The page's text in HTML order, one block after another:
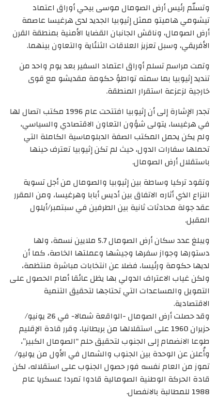
وتسلّم رئيس أرض الصومال موسى بيحي أوراق اعتماد
تيشومي هاميتو ممثل إثيوبيا الجديد لدى هرغيسا عاصمة
أرض الصومال، وناقش الجانبان القضايا الأمنية بمنطقة القرن
الأفريقي، وسبل تعزيز العلاقات الثنئاية والتعاون بينهما.
وتمت مراسم تسلم أوراق اعتماد السفير بعد يوم واحد من
تنديد إثيوبيا بما سمته تواطؤ حكومة مقديشو مع قوى
خارجية لزعزعة استقرار المنطقة.
تجدر الإشارة إلى أن إثيوبيا افتتحت عام 1996 مكتب اتصال لها
في هرغيسا، يتولى شؤون التعاون الاقتصادي والسياسي،
ولم يكن يحمل المكتب الصفة الدبلوماسية الكاملة التي
تحملها سفارات الدول، حيث لم تكن إثيوبيا تعترف حينها
باستقلال أرض الصومال.
وتقود تركيا وساطة بين إثيوبيا والصومال من أجل تسوية
النزاع الذي أثاره الاتفاق بين أديس أبابا وهرغيسا، ومن المقرر
عقد جولة محادثات ثانية بين الطرفين في سبتمبر/أيلول
المقبل.
ويبلغ عدد سكان أرض الصومال 5.7 ملايين نسمة، ولها
دستورها وجواز سفرها وجيشها وعملتها الخاصة، كما أن
لديها حكومة ورئيسا، فضلا عن انتخابات مباشرة منتظمة،
ولكن غياب الاعتراف الدولي بها يظل عائقا أمام الحصول على
التمويل والمساعدات التي تحتاجها لتحقيق التنمية
الاقتصادية.
وقد حصلت أرض الصومال -الواقعة شمالا- في 26 يونيو/
حزيران 1960 على استقلالها من بريطانيا، وقرر قادة الإقليم
طوعا الانضمام إلى الجنوب لتحقيق حلم “الصومال الكبير”،
وأُعلن عن الوحدة بين الجنوب والشمال في الأول من يوليو/
تموز من العام نفسه فور حصول الجنوب على استقلاله، لكن
قادة الحركة الوطنية الصومالية قادوا تمردا عسكريا عام
1988 للمطالبة بالانفصال.